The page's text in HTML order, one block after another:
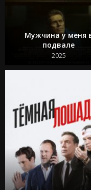
Мужчина у меня
подвале
2025